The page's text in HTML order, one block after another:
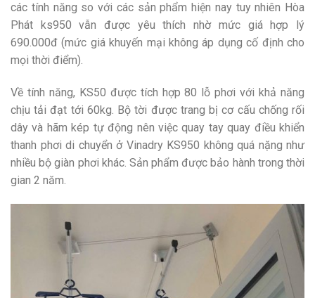
các tính năng so với các sản phẩm hiện nay tuy nhiên Hòa
Phát ks950 vẫn được yêu thích nhờ mức giá hợp lý
690.000đ (mức giá khuyến mại không áp dụng cố định cho
mọi thời điểm).
Về tính năng, KS50 được tích hợp 80 lỗ phơi với khả năng
chịu tải đạt tới 60kg. Bộ tời được trang bị cơ cấu chống rối
dây và hãm kép tự động nên việc quay tay quay điều khiển
thanh phơi di chuyển ở Vinadry KS950 không quá nặng như
nhiều bộ giàn phơi khác. Sản phẩm được bảo hành trong thời
gian 2 năm.